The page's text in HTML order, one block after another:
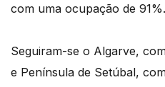
com uma ocupação de 91%.
Seguiram-se o Algarve,
e Península de Setúbal,